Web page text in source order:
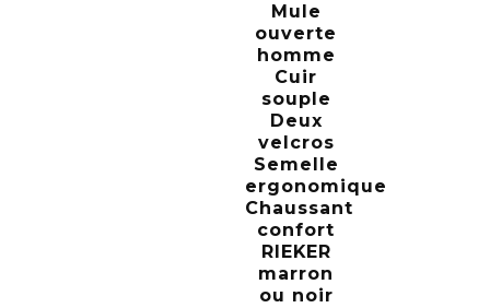
Mule
ouverte
homme
Cuir
souple
Deux
velcros
Semelle
ergonomique
Chaussant
confort
RIEKER
marron
ou noir